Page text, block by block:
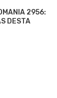
2956:
DESTA